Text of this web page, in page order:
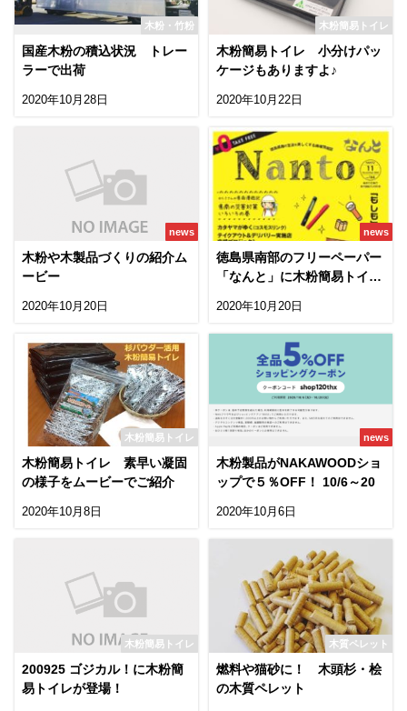
木粉・竹粉
国産木粉の積込状況 トレー
ラーで出荷
2020年10月28日
木粉簡易トイレ
木粉簡易トイレ 小分けパッ
ケージもありますよ♪
2020年10月22日
news
木粉や木製品づくりの紹介ム
ービー
2020年10月20日
news
徳島県南部のフリーペーパー
「なんと」に木粉簡易トイレ
2020年10月20日
木粉簡易トイレ
木粉簡易トイレ 素早い凝固
の様子をムービーでご紹介
2020年10月8日
news
木粉製品がNAKAWOODショ
ップで５％OFF！ 10/6～20
2020年10月6日
木粉簡易トイレ
200925 ゴジカル！に木粉簡
易トイレが登場！
木質ペレット
燃料や猫砂に！ 木頭杉・桧
の木質ペレット